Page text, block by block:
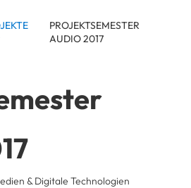
PROJEKTSEMESTER
AUDIO 2017
& Digitale Technologien